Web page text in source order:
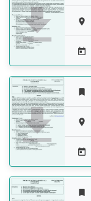
 





